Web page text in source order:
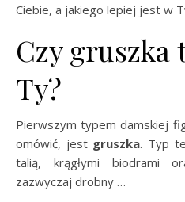
Ciebie, a jakiego lepiej jest w
Czy gruszka
Ty?
Pierwszym typem damskiej
omówić, jest gruszka. Typ
talią, krągłymi biodrami
zazwyczaj drobny …